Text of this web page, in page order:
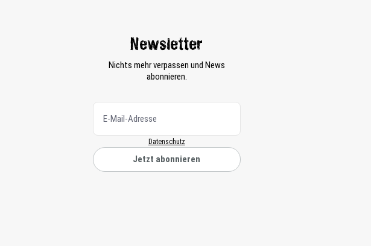
Newsletter
Nichts mehr verpassen und News
abonnieren.
Datenschutz
Jetzt abonnieren